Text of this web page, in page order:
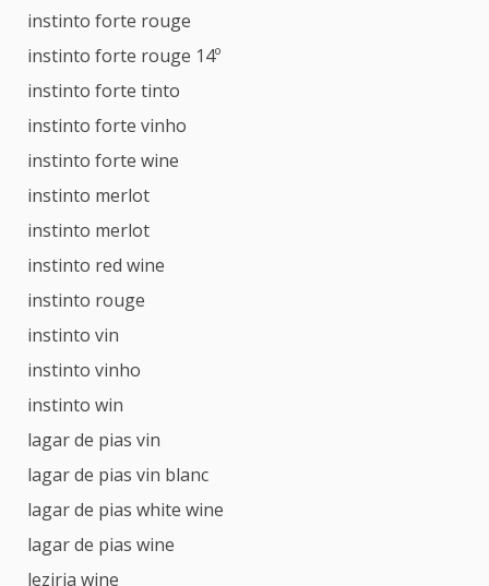
instinto forte rouge
instinto forte rouge 14º
instinto forte tinto
instinto forte vinho
instinto forte wine
instinto merlot
instinto merlot
instinto red wine
instinto rouge
instinto vin
instinto vinho
instinto win
lagar de pias vin
lagar de pias vin blanc
lagar de pias white wine
lagar de pias wine
leziria wine